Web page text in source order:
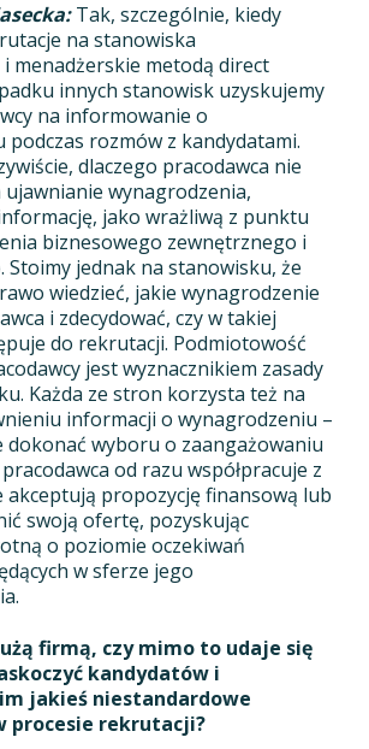
Tak, szczególnie, kiedy
na stanowiska
menadżerskie metodą direct
innych stanowisk uzyskujemy
na informowanie o
rozmów z kandydatami.
dlaczego pracodawca nie
wynagrodzenia,
jako wrażliwą z punktu
biznesowego zewnętrznego i
Stoimy jednak na stanowisku, że
wiedzieć, jakie wynagrodzenie
i zdecydować, czy w takiej
do rekrutacji. Podmiotowość
jest wyznacznikiem zasady
Każda ze stron korzysta też na
informacji o wynagrodzeniu –
dokonać wyboru o zaangażowaniu
od razu współpracuje z
propozycję finansową lub
swoją ofertę, pozyskując
o poziomie oczekiwań
w sferze jego
firmą, czy mimo to udaje się
kandydatów i
jakieś niestandardowe
procesie rekrutacji?